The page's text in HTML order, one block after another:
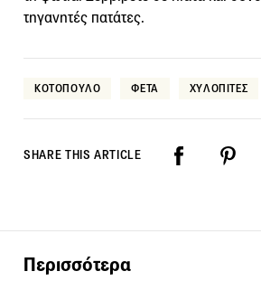
τηγανητές πατάτες.
KOΤΟΠΟΥΛΟ ΦΕΤΑ ΧΥΛΟΠΙΤΕΣ
SHARE THIS ARTICLE
Περισσότερα